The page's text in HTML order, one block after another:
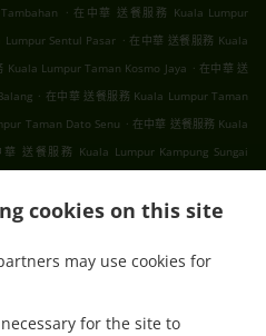
cookies on this site
may use cookies for
for the site to
. 在中華 送餐服務 Kuala Lumpur
Lumpur Sentul Pasar . 在中華 送餐服務 Kuala
Kuala Lumpur Taman Kosmo Jaya . 在中華 送
. 在中華 送餐服務 Kuala Lumpur Taman
Taman Dato Senu . 在中華 送餐服務 Kuala
華 送餐服務 Kuala Lumpur Kampung Sungai
. 在中華 送餐服務 吉隆坡 甲洞 . 在中華 送餐服務
華 送餐服務 吉隆坡 甲洞中央花园 . 在中華 送餐
坡 彩虹花园
務 Bukit Kerinchi
在中華 送餐服務 Puchong